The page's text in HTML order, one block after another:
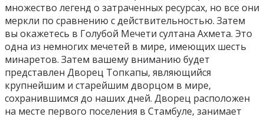
множество легенд о затраченных ресурсах, но все они
меркли по сравнению с действительностью. Затем
вы окажетесь в Голубой Мечети султана Ахмета. Это
одна из немногих мечетей в мире, имеющих шесть
минаретов. Затем вашему вниманию будет
представлен Дворец Топкапы, являющийся
крупнейшим и старейшим дворцом в мире,
сохранившимся до наших дней. Дворец расположен
на месте первого поселения в Стамбуле, занимает